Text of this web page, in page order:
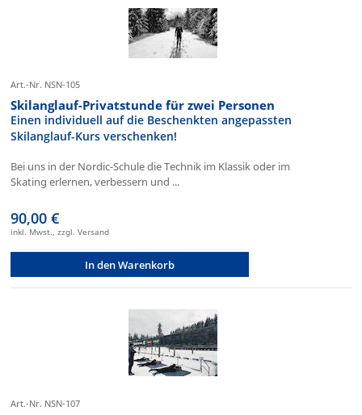
Art.-Nr. NSN-105
Skilanglauf-Privatstunde für zwei Personen
Einen individuell auf die Beschenkten angepassten
Skilanglauf-Kurs verschenken!
Bei uns in der Nordic-Schule die Technik im Klassik oder im
Skating erlernen, verbessern und ...
90,00 €
inkl. Mwst., zzgl. Versand
In den Warenkorb
Art.-Nr. NSN-107